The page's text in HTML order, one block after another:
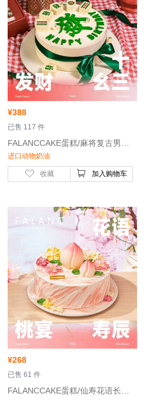
¥388
已售 117 件
进口动物奶油
收藏 加入购物车
¥268
已售 61 件